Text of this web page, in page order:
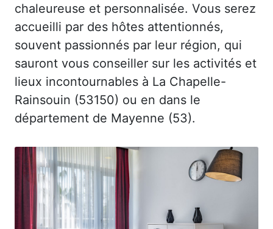
chaleureuse et personnalisée. Vous serez
accueilli par des hôtes attentionnés,
souvent passionnés par leur région, qui
sauront vous conseiller sur les activités et
lieux incontournables à La Chapelle-
Rainsouin (53150) ou en dans le
département de Mayenne (53).